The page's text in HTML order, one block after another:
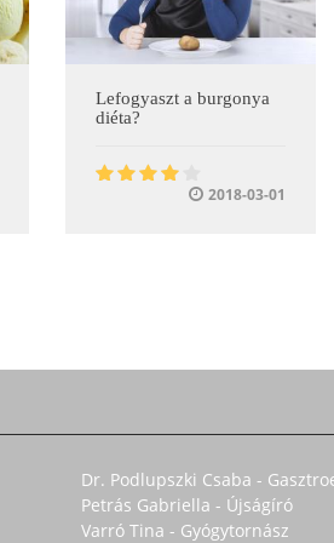
Lefogyaszt a burgonya
diéta?
2018-03-01
Dr. Podlupszki Csaba -
Petrás Gabriella - Újságíró
Varró Tina - Gyógytornász